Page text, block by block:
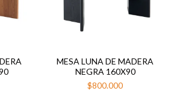
MESA LUNA DE MADERA
NEGRA 160X90
$800.000